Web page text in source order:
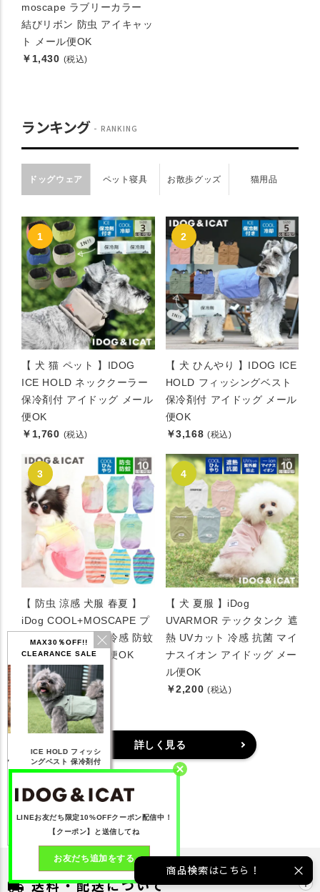
MAX30％OFF!!
CLEARANCE SALE
剤付
ッククーラー 保冷剤
付
円(税込み)
詳しく見る
テックタンク 遮熱
UVカット
詳しく見る
リフレッシングバンダ
moscape ラブリーカラー
結びリボン 防虫 アイキャッ
ト メール便OK
￥1,430 (税込)
ランキング RANKING
ドッグウェア ペット寝具 お散歩グッズ 猫用品
【 犬 猫 ペット 】IDOG
ICE HOLD ネッククーラー
保冷剤付 アイドッグ メール
便OK
￥1,760 (税込)
【 犬 ひんやり 】IDOG ICE
HOLD フィッシングベスト
保冷剤付 アイドッグ メール
便OK
￥3,168 (税込)
【 防虫 涼感 犬服 春夏 】
iDog COOL+MOSCAPE プ
リントタンク 接触冷感 防蚊
アイドッグ メール便OK
￥2,112
(税込)
【 犬 夏服 】iDog
UVARMOR テックタンク 遮
熱 UVカット 冷感 抗菌 マイ
ナスイオン アイドッグ メー
ル便OK
￥2,200 (税込)
詳しく見る
local_shipping 送料・配送について
LINEお友だち限定10%OFFクーポン配信中！
【クーポン】と送信してね
お友だち追加をする
商品検索はこちら！